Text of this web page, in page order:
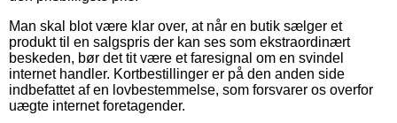
Man skal blot være klar over, at når en butik sælger et
produkt til en salgspris der kan ses som ekstraordinært
beskeden, bør det tit være et faresignal om en svindel
internet handler. Kortbestillinger er på den anden side
indbefattet af en lovbestemmelse, som forsvarer os overfor
uægte internet foretagender.